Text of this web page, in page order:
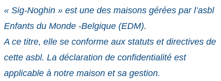
« Sig-Noghin » est une des maisons gérées par l’asbl
Enfants du Monde -Belgique (EDM).
A ce titre, elle se conforme aux statuts et directives de
cette asbl. La déclaration de confidentialité est
applicable à notre maison et sa gestion.